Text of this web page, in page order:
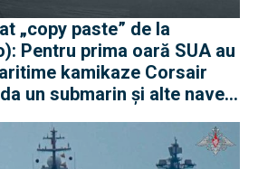
„copy paste” de la
Pentru prima oară SUA au
kamikaze Corsair
un submarin și alte nave